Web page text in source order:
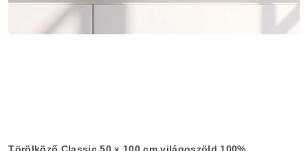
Törölköző Classic 50 x 100 cm világoszöld 100%